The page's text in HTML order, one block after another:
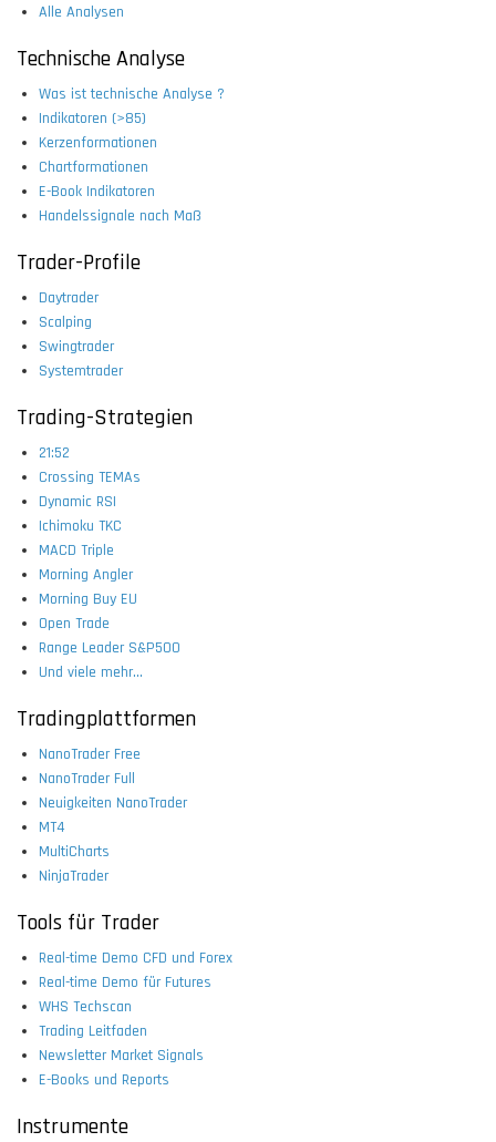
Alle Analysen
Technische Analyse
Was ist technische Analyse ?
Indikatoren (>85)
Kerzenformationen
Chartformationen
E-Book Indikatoren
Handelssignale nach Maß
Trader-Profile
Daytrader
Scalping
Swingtrader
Systemtrader
Trading-Strategien
21:52
Crossing TEMAs
Dynamic RSI
Ichimoku TKC
MACD Triple
Morning Angler
Morning Buy EU
Open Trade
Range Leader S&P500
Und viele mehr...
Tradingplattformen
NanoTrader Free
NanoTrader Full
Neuigkeiten NanoTrader
MT4
MultiCharts
NinjaTrader
Tools für Trader
Real-time Demo CFD und Forex
Real-time Demo für Futures
WHS Techscan
Trading Leitfaden
Newsletter Market Signals
E-Books und Reports
Instrumente